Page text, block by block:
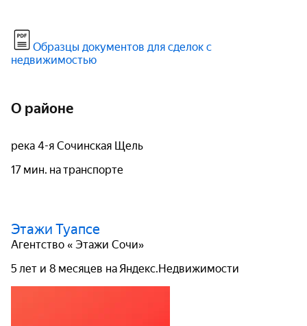
Образцы документов для сделок с
недвижимостью
О районе
река 4-я Сочинская Щель
17 мин. на транспорте
Этажи Туапсе
Агентство « Этажи Сочи»
5 лет и 8 месяцев на Яндекс.Недвижимости